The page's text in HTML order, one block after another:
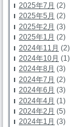
2025年7月 (2)
2025年5月 (2)
2025年2月 (3)
2025年1月 (2)
2024年11月 (2)
2024年10月 (1)
2024年8月 (3)
2024年7月 (2)
2024年6月 (3)
2024年4月 (1)
2024年2月 (5)
2024年1月 (3)